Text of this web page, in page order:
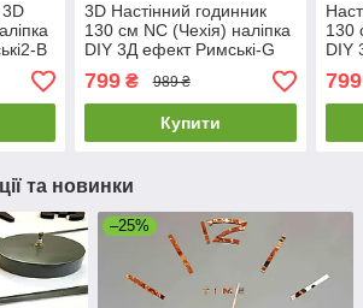
3D
B
3D Настінний годинник
130 см NC (Чехія) наліпка
DIY 3Д ефект Римські-G
799₴ 989 ₴
Купити
130
DIY
799
та новинки
–25%